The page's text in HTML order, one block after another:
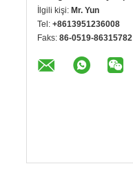
İlgili kişi: Mr. Yun
Tel: +8613951236008
Faks: 86-0519-86315782